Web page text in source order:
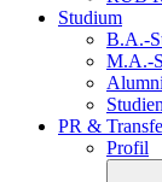
Studium
B.A.-
M.A.-
PR &
Profil